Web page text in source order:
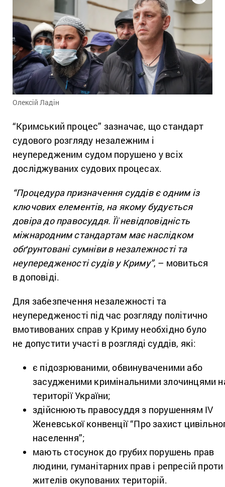
Олексій Ладін
“Кримський процес” зазначає, що стандарт
судового розгляду незалежним і
неупередженим судом порушено у всіх
досліджуваних судових процесах.
“Процедура призначення суддів є одним із
ключових елементів, на якому будується
довіра до правосуддя. Її невідповідність
міжнародним стандартам має наслідком
обґрунтовані сумніви в незалежності та
неупередженості судів у Криму”, – мовиться
в доповіді.
Для забезпечення незалежності та
неупередженості під час розгляду політично
вмотивованих справ у Криму необхідно було
не допустити участі в розгляді суддів, які:
є підозрюваними, обвинуваченими або
засудженими кримінальними злочинцями
території України;
здійснюють правосуддя з порушенням IV
Женевської конвенції “Про захист
населення”;
мають стосунок до грубих порушень прав
людини, гуманітарних прав і репресій проти
жителів окупованих територій.